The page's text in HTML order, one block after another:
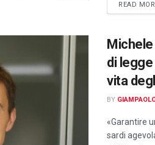
READ
di
vita
BY
«Garantire
sardi